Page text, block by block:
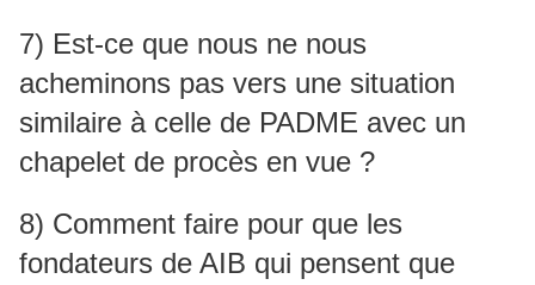
7) Est-ce que nous ne nous
acheminons pas vers une situation
similaire à celle de PADME avec un
chapelet de procès en vue ?
8) Comment faire pour que les
fondateurs de AIB qui pensent que